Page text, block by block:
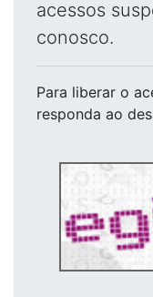
acessos
conosco.
Para liberar o
responda ao